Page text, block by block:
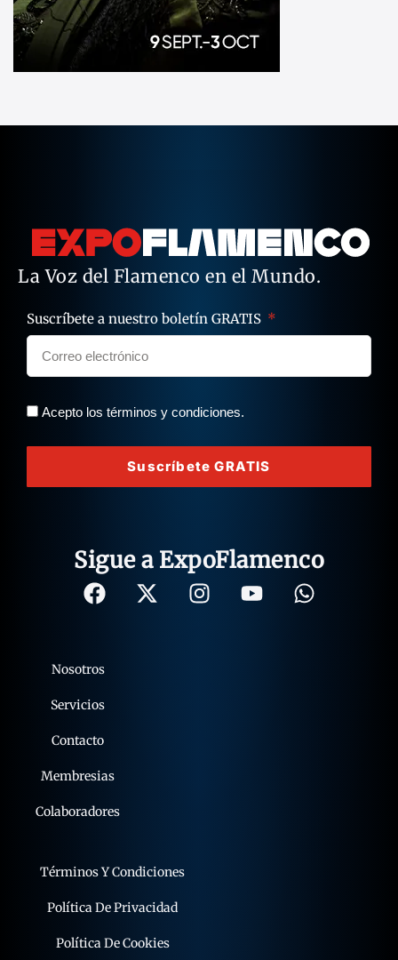
La Voz del Flamenco en el Mundo.
Suscríbete a nuestro boletín GRATIS
Acepto los términos y condiciones.
Suscríbete GRATIS
Sigue a ExpoFlamenco
Términos Y Condiciones
Política De Privacidad
Política De Cookies
Nosotros
Servicios
Contacto
Membresias
Colaboradores